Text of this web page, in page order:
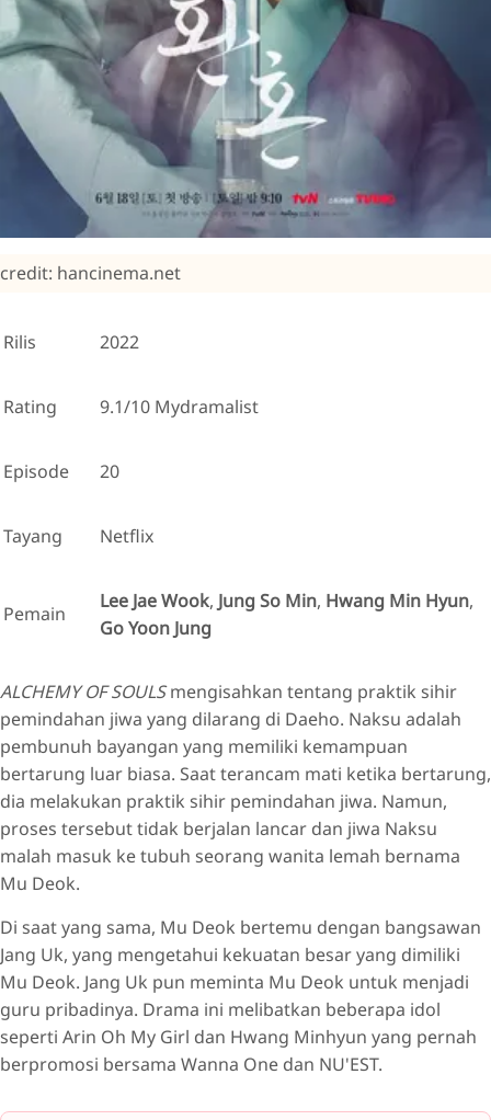
credit: hancinema.net
Rilis 2022
Rating 9.1/10 Mydramalist
Episode 20
Tayang Netflix
Pemain
Lee Jae Wook, Jung So Min, Hwang Min Hyun,
Go Yoon Jung
ALCHEMY OF SOULSmengisahkan tentang praktik sihir
pemindahan jiwa yang dilarang di Daeho. Naksu adalah
pembunuh bayangan yang memiliki kemampuan
bertarung luar biasa. Saat terancam mati ketika bertarung,
dia melakukan praktik sihir pemindahan jiwa. Namun,
proses tersebut tidak berjalan lancar dan jiwa Naksu
malah masuk ke tubuh seorang wanita lemah bernama
Mu Deok.
Di saat yang sama, Mu Deok bertemu dengan bangsawan
Jang Uk, yang mengetahui kekuatan besar yang dimiliki
Mu Deok. Jang Uk pun meminta Mu Deok untuk menjadi
guru pribadinya. Drama ini melibatkan beberapa idol
seperti Arin Oh My Girl dan Hwang Minhyun yang pernah
berpromosi bersama Wanna One dan NU'EST.